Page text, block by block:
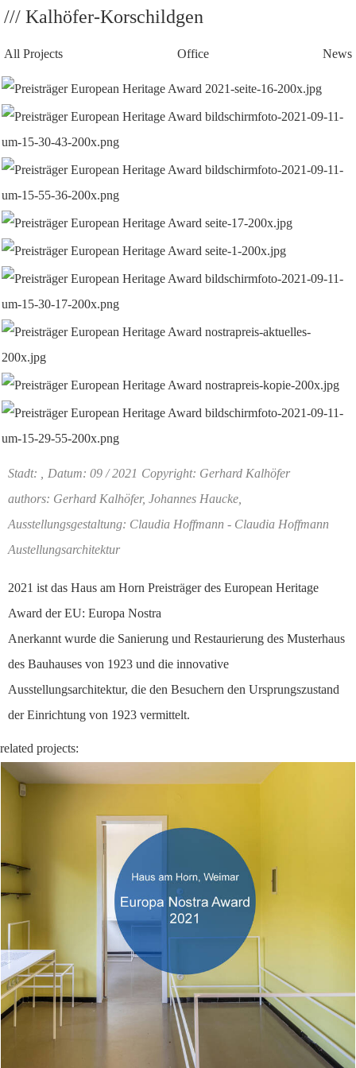
/// Kalhöfer-Korschildgen
All Projects Office News
Stadt: , Datum: 09 / 2021 Copyright: Gerhard Kalhöfer
authors: Gerhard Kalhöfer, Johannes Haucke,
Ausstellungsgestaltung: Claudia Hoffmann - Claudia Hoffmann
Austellungsarchitektur
2021 ist das Haus am Horn Preisträger des European Heritage
Award der EU: Europa Nostra
Anerkannt wurde die Sanierung und Restaurierung des Musterhaus
des Bauhauses von 1923 und die innovative
Ausstellungsarchitektur, die den Besuchern den Ursprungszustand
der Einrichtung von 1923 vermittelt.
related projects: